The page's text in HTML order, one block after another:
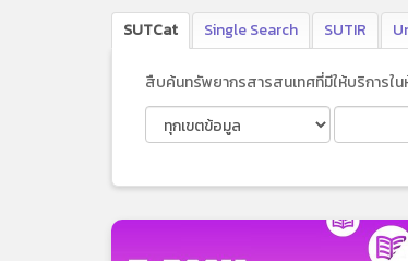
SUTCat Single Search SUTIR
สืบค้นทรัพยากรสารสนเทศที่มีให้บริการใ